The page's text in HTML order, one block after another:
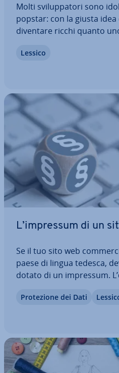
Molti svi­lup­pa­to­ri sono
popstar: con la giusta
diventare ricchi quanto
musicista o un autore
Lessico
L’impressum di un
Se il tuo sito web
paese di lingua tedesca,
dotato di un impressum.
quando si tratta di
Pro­te­zio­ne dei Dati